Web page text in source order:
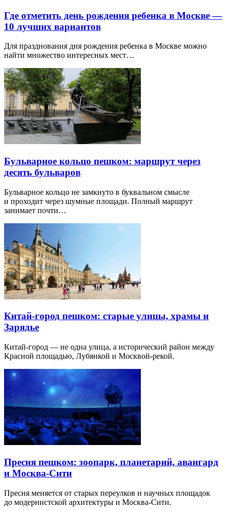
Где отметить день рождения ребенка в Москве —
10 лучших вариантов
Для празднования дня рождения ребенка в Москве можно
найти множество интересных мест…
Бульварное кольцо пешком: маршрут через
десять бульваров
Бульварное кольцо не замкнуто в буквальном смысле
и проходит через шумные площади. Полный маршрут
занимает почти…
Китай-город пешком: старые улицы, храмы и
Зарядье
Китай-город — не одна улица, а исторический район между
Красной площадью, Лубянкой и Москвой-рекой.
Пресня пешком: зоопарк, планетарий, авангард
и Москва-Сити
Пресня меняется от старых переулков и научных площадок
до модернистской архитектуры и Москва-Сити.